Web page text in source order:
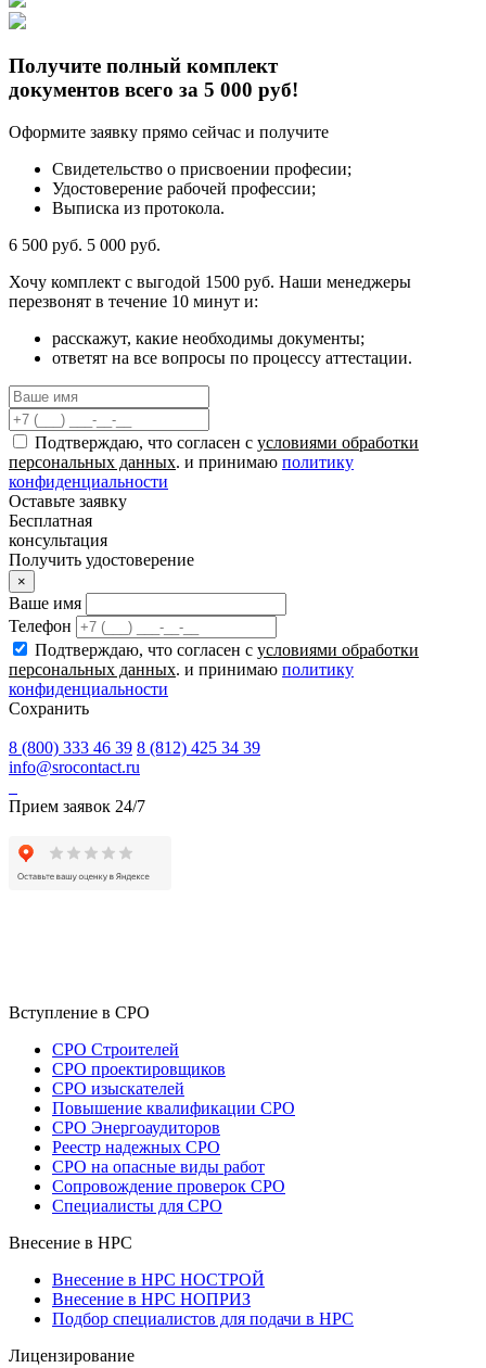
Получите полный комплект
документов всего за 5 000 руб!
Оформите заявку прямо сейчас и получите
Свидетельство о присвоении професии;
Удостоверение рабочей профессии;
Выписка из протокола.
6 500 руб. 5 000 руб.
Хочу комплект с выгодой 1500 руб. Наши менеджеры
перезвонят в течение 10 минут и:
расскажут, какие необходимы документы;
ответят на все вопросы по процессу аттестации.
Подтверждаю, что согласен с условиями обработки
персональных данных. и принимаю политику
конфиденциальности
Оставьте заявку
Бесплатная
консультация
Получить удостоверение
×
Ваше имя
Телефон
Подтверждаю, что согласен с условиями обработки
персональных данных. и принимаю политику
конфиденциальности
Сохранить
8 (800) 333 46 39 8 (812) 425 34 39
info@srocontact.ru
Прием заявок 24/7
Вступление в СРО
СРО Строителей
СРО проектировщиков
СРО изыскателей
Повышение квалификации СРО
СРО Энергоаудиторов
Реестр надежных СРО
СРО на опасные виды работ
Сопровождение проверок СРО
Специалисты для СРО
Внесение в НРС
Внесение в НРС НОСТРОЙ
Внесение в НРС НОПРИЗ
Подбор специалистов для подачи в НРС
Лицензирование